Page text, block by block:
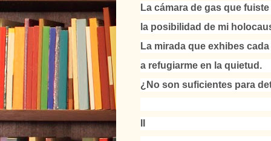
La cámara de gas que
la posibilidad de mi
La mirada que exhibes
a refugiarme en la quietud.
¿No son suficientes para